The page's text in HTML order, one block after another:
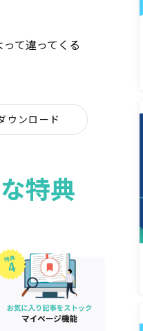
て違ってくる
ウンロード
特典